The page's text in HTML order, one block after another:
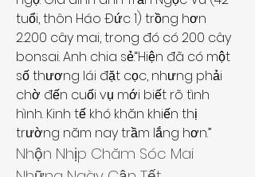
tuổi, thôn Háo Đức 1) trồng hơn
2.200 cây mai, trong đó có 200 cây
bonsai. Anh chia sẻ:“Hiện đã có một
số thương lái đặt cọc, nhưng phải
chờ đến cuối vụ mới biết rõ tình
hình. Kinh tế khó khăn khiến thị
trường năm nay trầm lắng hơn.”
Nhộn Nhịp Chăm Sóc Mai